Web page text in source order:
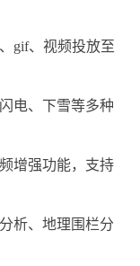
gif、视频投放至
电、下雪等多种
增强功能，支持
析、地理围栏分